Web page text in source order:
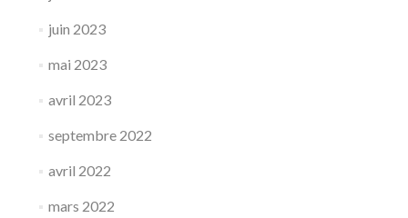
juin 2023
mai 2023
avril 2023
septembre 2022
avril 2022
mars 2022